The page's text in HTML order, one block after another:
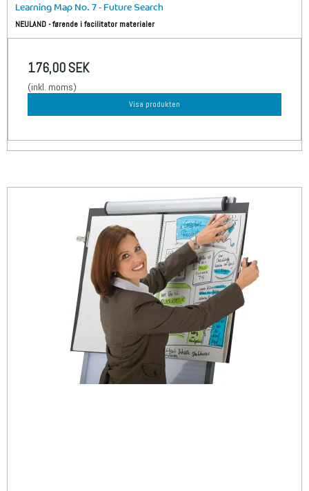
Learning Map No. 7 - Future Search
NEULAND - førende i facilitator materialer
176,00 SEK
(inkl. moms)
Visa produkten